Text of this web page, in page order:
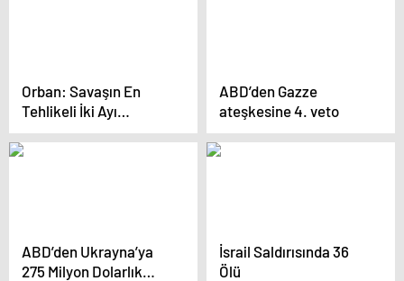
Orban: Savaşın En
Tehlikeli İki Ayı
Önümüzde
ABD’den Gazze
ateşkesine 4. veto
ABD’den Ukrayna’ya
275 Milyon Dolarlık
İsrail Saldırısında 36
Ölü